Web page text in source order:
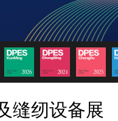
缝纫设备展